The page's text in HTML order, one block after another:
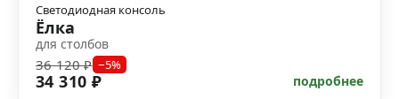
Светодиодная консоль
Ёлка
для столбов
36 120 ₽ −5%
34 310 ₽ подробнее